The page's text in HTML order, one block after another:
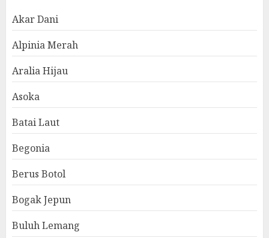
Akar Dani
Alpinia Merah
Aralia Hijau
Asoka
Batai Laut
Begonia
Berus Botol
Bogak Jepun
Buluh Lemang